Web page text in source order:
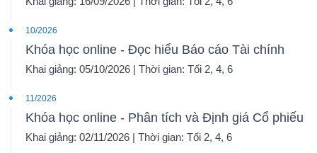
10/2026
Khóa học online - Đọc hiểu Báo cáo Tài chính
Khai giảng: 05/10/2026 | Thời gian: Tối 2, 4, 6
11/2026
Khóa học online - Phân tích và Định giá Cổ phiếu
Khai giảng: 02/11/2026 | Thời gian: Tối 2, 4, 6